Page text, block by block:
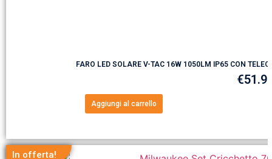
FARO LED SOLARE V-TAC 16W 1050LM IP65 CON
€
Aggiungi al carrello
In offerta!